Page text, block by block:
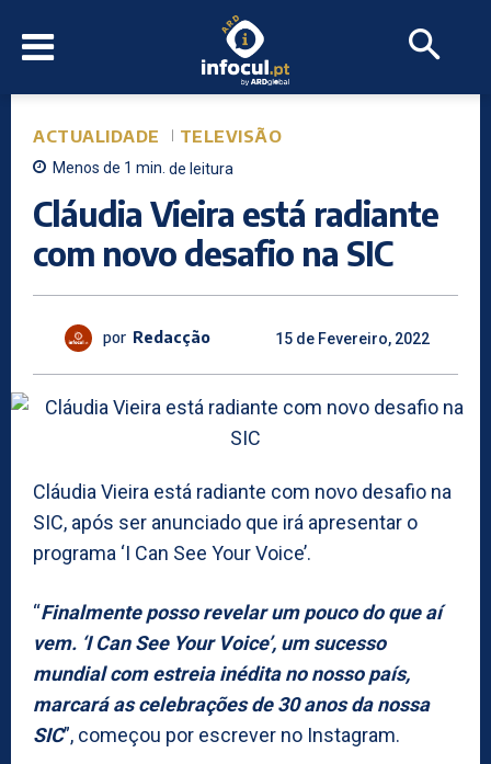
ACTUALIDADE TELEVISÃO
Menos de 1 min. de leitura
Cláudia Vieira está radiante
com novo desafio na SIC
por Redacção 15 de Fevereiro, 2022
Cláudia Vieira está radiante com novo desafio na
SIC, após ser anunciado que irá apresentar o
programa ‘I Can See Your Voice’.
“Finalmente posso revelar um pouco do que aí
vem. ‘I Can See Your Voice’, um sucesso
mundial com estreia inédita no nosso país,
marcará as celebrações de 30 anos da nossa
SIC”, começou por escrever no Instagram.